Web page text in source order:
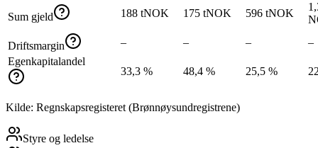
Sum gjeld 188 tNOK 175 tNOK 596 tNOK
Driftsmargin – – –
–
Egenkapitalandel
33,3 %
48,4 % 25,5 %
Kilde: Regnskapsregisteret (Brønnøysundregistrene)
Styre og ledelse